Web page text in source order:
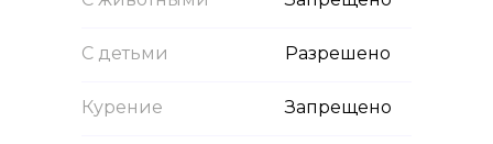
С детьми Разрешено
Курение Запрещено